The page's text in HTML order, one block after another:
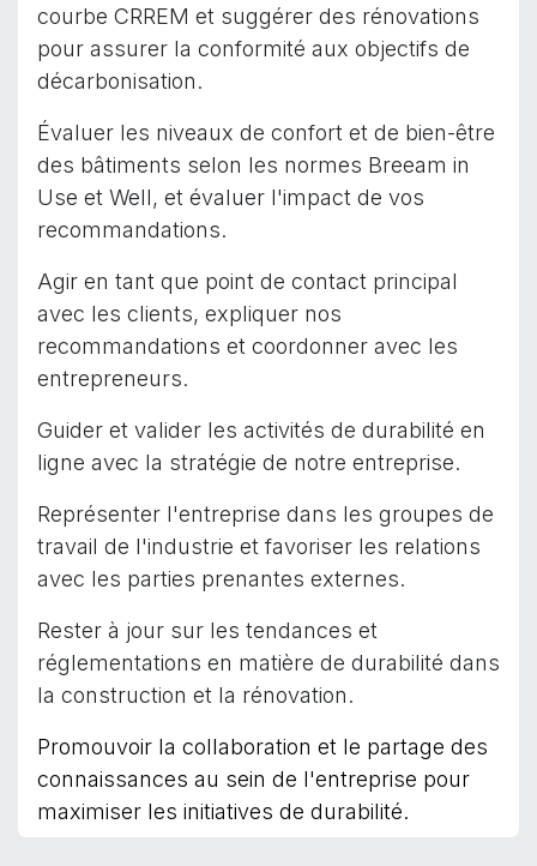
courbe CRREM et suggérer des rénovations
pour assurer la conformité aux objectifs de
décarbonisation.
Évaluer les niveaux de confort et de bien-être
des bâtiments selon les normes Breeam in
Use et Well, et évaluer l'impact de vos
recommandations.
Agir en tant que point de contact principal
avec les clients, expliquer nos
recommandations et coordonner avec les
entrepreneurs.
Guider et valider les activités de durabilité en
ligne avec la stratégie de notre entreprise.
Représenter l'entreprise dans les groupes de
travail de l'industrie et favoriser les relations
avec les parties prenantes externes.
Rester à jour sur les tendances et
réglementations en matière de durabilité dans
la construction et la rénovation.
Promouvoir la collaboration et le partage des
connaissances au sein de l'entreprise pour
maximiser les initiatives de durabilité.